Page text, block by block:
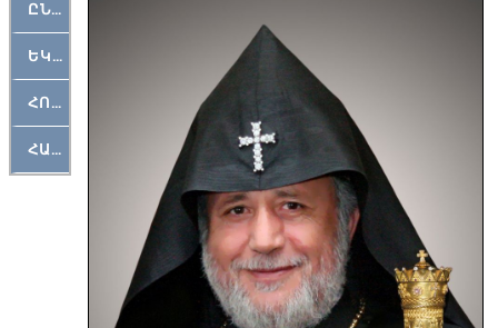
ԸՆԿԵՐԱՄՇԱԿՈՒԹԱՅԻՆ
ԵԿԵՂԵՑԱԿԱՆ
ՀՈԳԵՄՏԱՒՈՐ
ՀԱՐԹԱԿ